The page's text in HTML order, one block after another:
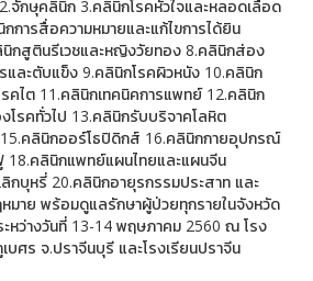
จักษุคลินิก 3.คลินิกโรคหัวใจและหลอดเลือด
การสื่อความหมายและแก้ไขการได้ยิน
กสูตินรีเวชและหญิงวัยทอง 8.คลินิกส่อง
และตับแข็ง 9.คลินิกโรคผิวหนัง 10.คลินิก
รคไต 11.คลินิกเทคนิคการแพทย์ 12.คลินิก
โรคทั่วไป 13.คลินิกรับบริจาคโลหิต
คลินิกออร์โธปิดิกส์ 16.คลินิกกายอุปกรณ์
18.คลินิกแพทย์แผนไทยและแผนจีน
กบุหรี่ 20.คลินิกอายุรกรรมประสาท และ
มาย พร้อมดูแลรักษาผู้ป่วยทุกรายในจังหวัด
ะหว่างวันที่ 13-14 พฤษภาคม 2560 ณ โรง
บศร จ.ปราจีนบุรี และโรงเรียนปราจีน